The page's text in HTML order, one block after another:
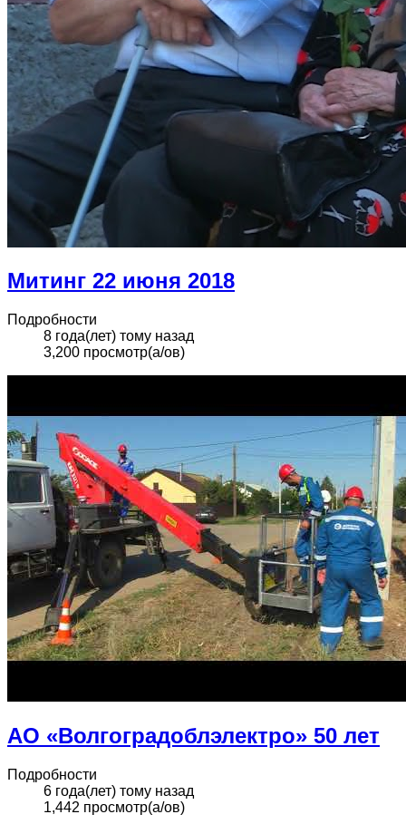
Митинг 22 июня 2018
Подробности
8 года(лет) тому назад
3,200 просмотр(а/ов)
АО «Волгоградоблэлектро» 50 лет
Подробности
6 года(лет) тому назад
1,442 просмотр(а/ов)